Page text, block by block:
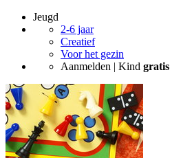
Jeugd
2-6 jaar
Creatief
Voor het gezin
Aanmelden | Kind gratis